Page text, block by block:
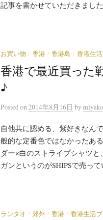
記事を書かせていただきまし
お買い物 / 香港 / 香港島 / 香港生
香港で最近買った
♪
Postedon 2014年8月16日 by
自他共に認める、紫好きなん
般的な定番色ではなかったあ
ダー×白のストライプシャツ
ガンというのがSHIPSで売っ
ランタオ / 郊外 / 香港 / 香港生活